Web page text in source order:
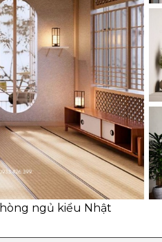
ngủ kiểu Nhật